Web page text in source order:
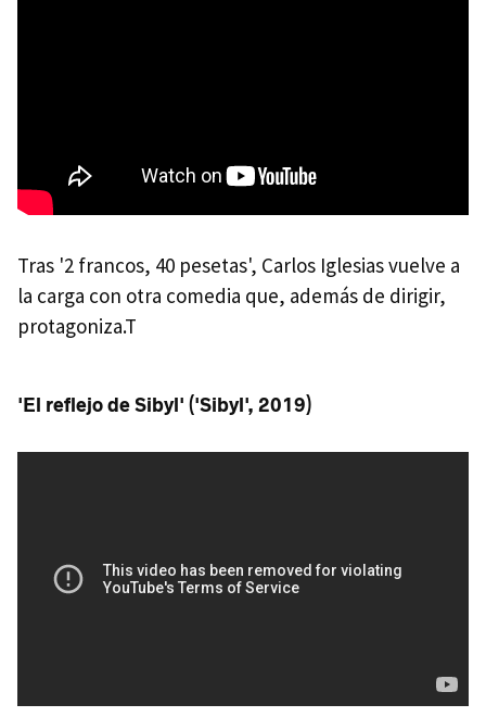
Tras '2 francos, 40 pesetas', Carlos Iglesias vuelve a
la carga con otra comedia que, además de dirigir,
protagoniza.T
'El reflejo de Sibyl' ('Sibyl', 2019)